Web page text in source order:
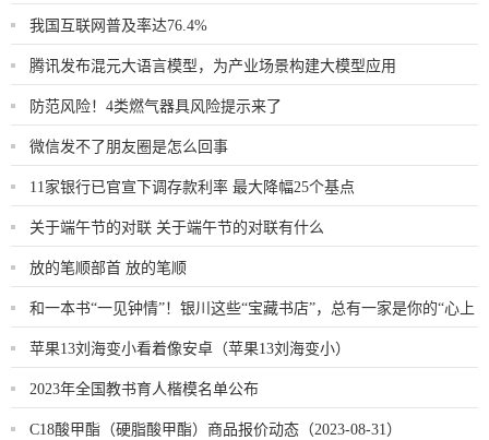
我国互联网普及率达76.4%
腾讯发布混元大语言模型，为产业场景构建大模型应用
防范风险！4类燃气器具风险提示来了
微信发不了朋友圈是怎么回事
11家银行已官宣下调存款利率 最大降幅25个基点
关于端午节的对联 关于端午节的对联有什么
放的笔顺部首 放的笔顺
和一本书“一见钟情”！银川这些“宝藏书店”，总有一家是你的“心上
书店”
苹果13刘海变小看着像安卓（苹果13刘海变小）
2023年全国教书育人楷模名单公布
C18酸甲酯（硬脂酸甲酯）商品报价动态（2023-08-31）